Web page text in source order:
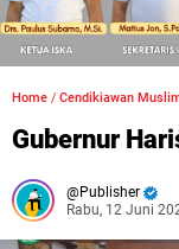
Home / Cendikiawan
Gubernur
Publisher
Rabu, 12 Juni